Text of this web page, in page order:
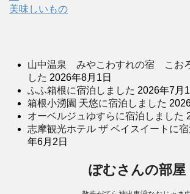
美味しいもの
山中温泉 みやこわすれの宿 こお
した 2026年8月1日
ふふ箱根に宿泊しました 2026年7月
箱根小湧園 天悠に宿泊しました
オーベルジュゆすらに宿泊しました
志摩観光ホテル ザ ベイスイートに
年6月2日
ぽむさんの部屋